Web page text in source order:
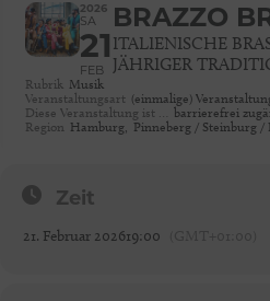
2026
SA
21
FEB
BRAZZO
ITALIENISCHE
JÄHRIGER
Rubrik Musik
Veranstaltungsart (einmalige)
Diese Veranstaltung ist … barrierefrei
Region Hamburg, Pinneberg / Steinburg
Zeit
21. Februar 202619:00